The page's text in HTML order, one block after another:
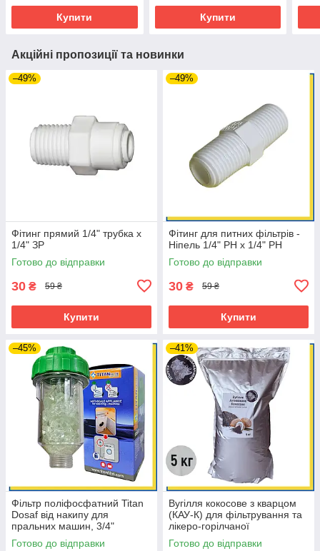
Купити Купити
Акційні пропозиції та новинки
–49%
Фітинг прямий 1/4" трубка х
1/4" ЗР
Готово до відправки
30 ₴ 59 ₴
Купити
–49%
Фітинг для питних фільтрів -
Ніпель 1/4" РН х 1/4" РН
Готово до відправки
30 ₴ 59 ₴
Купити
–45%
Фільтр поліфосфатний Titan
Dosaf від накипу для
пральних машин, 3/4"
Готово до відправки
–41%
Вугілля кокосове з кварцом
(КАУ-К) для фільтрування та
лікеро-горілчаної
промисловості, 5 кг
Готово до відправки